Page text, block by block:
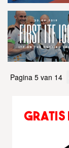
Pagina 5 van 14